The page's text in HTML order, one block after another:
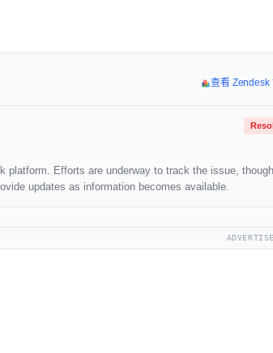
查看 Zendesk
platform. Efforts are underway to track the issue,
updates as information becomes available.